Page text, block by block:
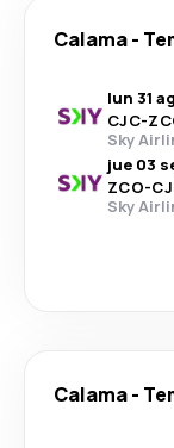
Calama-
lun 31
CJC-
Sky
jue 03
ZCO-
Sky
Calama-